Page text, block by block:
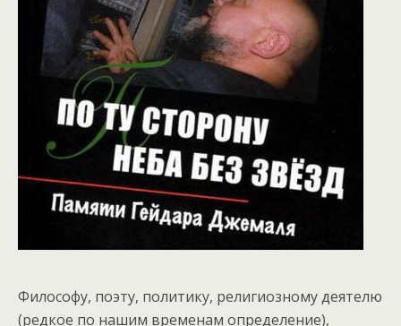
Философу, поэту, политику, религиозному деятелю
(редкое по нашим временам определение),